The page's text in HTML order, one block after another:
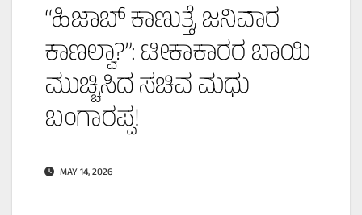
“ಹಿಜಾಬ್‌ ಕಾಣುತ್ತೆ, ಜನಿವಾರ
ಕಾಣಲ್ವಾ?”: ಟೀಕಾಕಾರರ ಬಾಯಿ
ಮುಚ್ಚಿಸಿದ ಸಚಿವ ಮಧು
ಬಂಗಾರಪ್ಪ!
MAY 14, 2026